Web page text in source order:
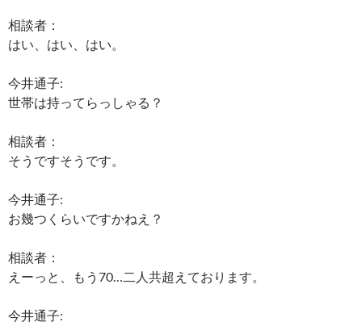
相談者：
はい、はい、はい。
今井通子:
世帯は持ってらっしゃる？
相談者：
そうですそうです。
今井通子:
お幾つくらいですかねえ？
相談者：
えーっと、もう70…二人共超えております。
今井通子: